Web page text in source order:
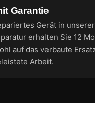
Garantie
Gerät in
erhalten Sie 12
auf das verbaute
Arbeit.